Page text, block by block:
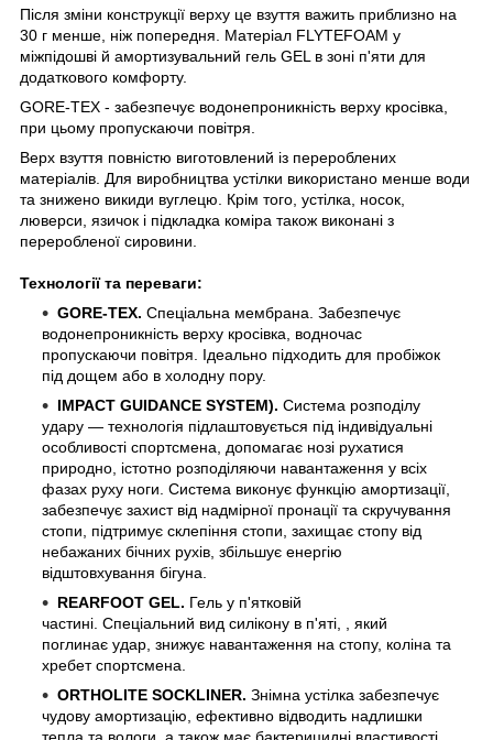
Після зміни конструкції верху це взуття важить приблизно на
30 г менше, ніж попередня. Матеріал FLYTEFOAM у
міжпідошві й амортизувальний гель GEL в зоні п'яти для
додаткового комфорту.
GORE-TEX - забезпечує водонепроникність верху кросівка,
при цьому пропускаючи повітря.
Верх взуття повністю виготовлений із перероблених
матеріалів. Для виробництва устілки використано менше води
та знижено викиди вуглецю. Крім того, устілка, носок,
люверси, язичок і підкладка коміра також виконані з
переробленої сировини.
Технології та переваги:
GORE-TEX. Спеціальна мембрана. Забезпечує
водонепроникність верху кросівка, водночас
пропускаючи повітря. Ідеально підходить для пробіжок
під дощем або в холодну пору.
IMPACT GUIDANCE SYSTEM). Система розподілу
удару — технологія підлаштовується під індивідуальні
особливості спортсмена, допомагає нозі рухатися
природно, істотно розподіляючи навантаження у всіх
фазах руху ноги. Система виконує функцію амортизації,
забезпечує захист від надмірної пронації та скручування
стопи, підтримує склепіння стопи, захищає стопу від
небажаних бічних рухів, збільшує енергію
відштовхування бігуна.
REARFOOT GEL. Гель у п'ятковій
частині. Спеціальний вид силікону в п'яті, , який
поглинає удар, знижує навантаження на стопу, коліна та
хребет спортсмена.
ORTHOLITE SOCKLINER. Знімна устілка забезпечує
чудову амортизацію, ефективно відводить надлишки